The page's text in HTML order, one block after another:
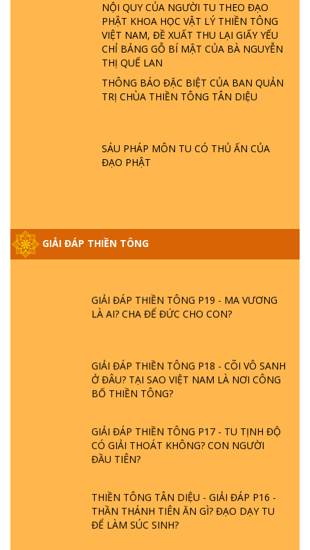
NỘI QUY CỦA NGƯỜI TU THEO ĐẠO
PHẬT KHOA HỌC VẬT LÝ THIỀN TÔNG
VIỆT NAM, ĐỀ XUẤT THU LẠI GIẤY YẾU
CHỈ BẢNG GỖ BÍ MẬT CỦA BÀ NGUYỄN
THỊ QUẾ LAN
THÔNG BÁO ĐẶC BIỆT CỦA BAN QUẢN
TRỊ CHÙA THIỀN TÔNG TÂN DIỆU
SÁU PHÁP MÔN TU CÓ THỦ ẤN CỦA
ĐẠO PHẬT
GIẢI ĐÁP THIỀN TÔNG
GIẢI ĐÁP THIỀN TÔNG ĐẶC BIỆT P22 - TẠI
SAO TRÁI ĐẤT NHIỀU THIÊN TAI - LŨ LỤT
- HỎA HOẠN | TTTD
GIẢI ĐÁP THIỀN TÔNG ĐẶC BIỆT P21 - TẠI
SAO ĐỨC PHẬT BƯỚC ĐI 7 BƯỚC TRÊN
GIẢI ĐÁP VỀ LỄ TIỄN THIỀN TÔNG SƯ
NGỌC LÂM VỀ PHẬT GIỚI
- BÁC NGUYỄN NHÂN LÀ AI? PHIỀN NÃO
DO ĐÂU MÀ CÓ?
LÀ AI? CHA ĐỂ ĐỨC CHO CON?
Ở ĐÂU? TẠI SAO VIỆT NAM LÀ NƠI CÔNG
BỐ THIỀN TÔNG?
CÓ GIẢI THOÁT KHÔNG? CON NGƯỜI
ĐẦU TIÊN?
THẦN THÁNH TIÊN ĂN GÌ? ĐẠO DẠY TU
ĐỂ LÀM SÚC SINH?